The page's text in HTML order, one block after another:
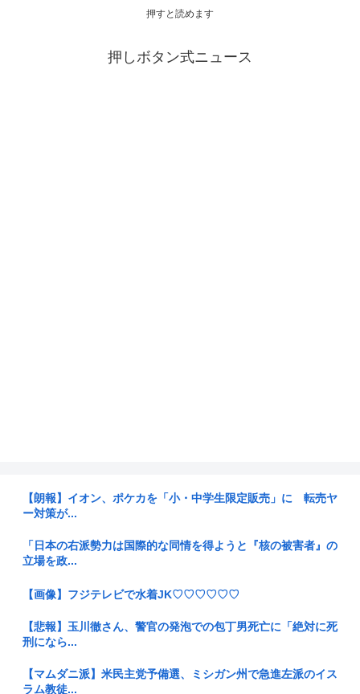
押すと読めます
押しボタン式ニュース
【朗報】イオン、ポケカを「小・中学生限定販売」に 転売ヤ
ー対策が...
「日本の右派勢力は国際的な同情を得ようと『核の被害者』の
立場を政...
【画像】フジテレビで水着JK♡♡♡♡♡♡
【悲報】玉川徹さん、警官の発泡での包丁男死亡に「絶対に死
刑になら...
【マムダニ派】米民主党予備選、ミシガン州で急進左派のイス
ラム教徒...